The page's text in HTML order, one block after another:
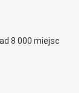
8 000 miejsc